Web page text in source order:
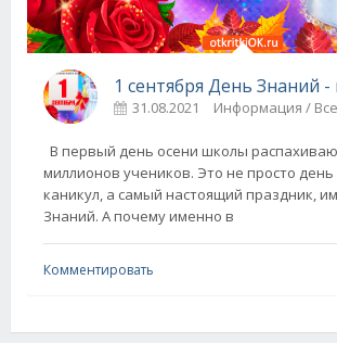
31.08.2021 Информация /
В первый день осени школы
миллионов учеников. Это не просто
каникул, а самый настоящий праздник,
Знаний. А почему именно в
Комментировать